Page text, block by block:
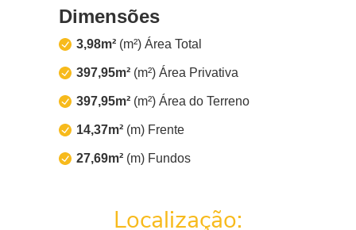
Dimensões
3,98m² (m²) Área Total
397,95m² (m²) Área Privativa
397,95m² (m²) Área do Terreno
14,37m² (m) Frente
27,69m² (m) Fundos
Localização: